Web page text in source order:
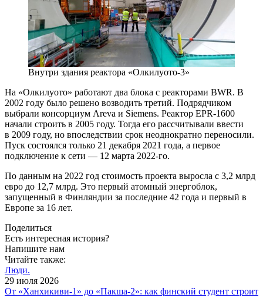
Внутри здания реактора «Олкилуото-3»
На «Олкилуото» работают два блока с реакторами BWR. В
2002 году было решено возводить третий. Подрядчиком
выбрали консорциум Areva и Siemens. Реактор EPR‑1600
начали строить в 2005 году. Тогда его рассчитывали ввести
в 2009 году, но впоследствии срок неоднократно переносили.
Пуск состоялся только 21 декабря 2021 года, а первое
подключение к сети — 12 марта 2022-го.
По данным на 2022 год стоимость проекта выросла с 3,2 млрд
евро до 12,7 млрд. Это первый атомный энергоблок,
запущенный в Финляндии за последние 42 года и первый в
Европе за 16 лет.
Поделиться
Есть интересная история?
Напишите нам
Читайте также:
Люди.
29 июля 2026
От «Ханхикиви-1» до «Пакша-2»: как финский студент строит